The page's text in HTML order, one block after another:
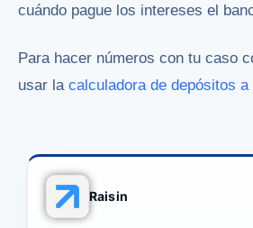
cuándo pague los intereses el
Para hacer números con tu caso
usar la calculadora de depósitos
Raisin